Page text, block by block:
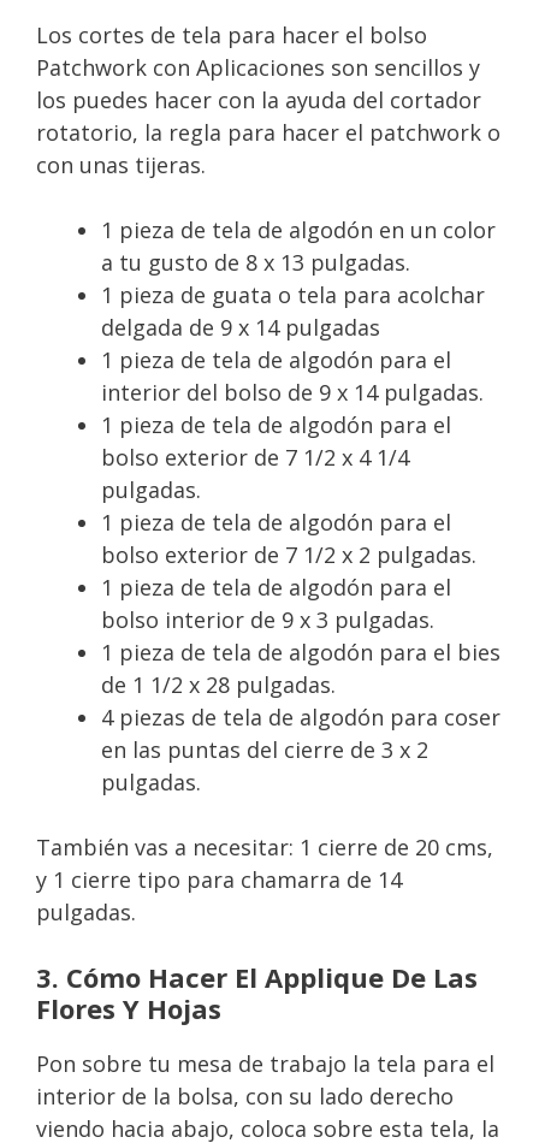
Los cortes de tela para hacer el bolso
Patchwork con Aplicaciones son sencillos y
los puedes hacer con la ayuda del cortador
rotatorio, la regla para hacer el patchwork o
con unas tijeras.
1 pieza de tela de algodón en un color
a tu gusto de 8 x 13 pulgadas.
1 pieza de guata o tela para acolchar
delgada de 9 x 14 pulgadas
1 pieza de tela de algodón para el
interior del bolso de 9 x 14 pulgadas.
1 pieza de tela de algodón para el
bolso exterior de 7 1/2 x 4 1/4
pulgadas.
1 pieza de tela de algodón para el
bolso exterior de 7 1/2 x 2 pulgadas.
1 pieza de tela de algodón para el
bolso interior de 9 x 3 pulgadas.
1 pieza de tela de algodón para el bies
de 1 1/2 x 28 pulgadas.
4 piezas de tela de algodón para coser
en las puntas del cierre de 3 x 2
pulgadas.
También vas a necesitar: 1 cierre de 20 cms,
y 1 cierre tipo para chamarra de 14
pulgadas.
3. Cómo Hacer El Applique De Las
Flores Y Hojas
Pon sobre tu mesa de trabajo la tela para el
interior de la bolsa, con su lado derecho
viendo hacia abajo, coloca sobre esta tela, la